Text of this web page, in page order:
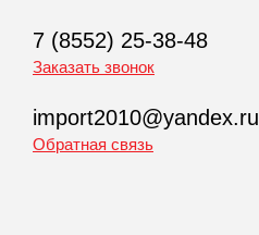
7 (8552) 25-38-48
Заказать звонок
import2010@yandex.ru
Обратная связь